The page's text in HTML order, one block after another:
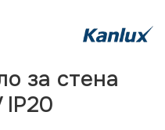
за стена
IP20